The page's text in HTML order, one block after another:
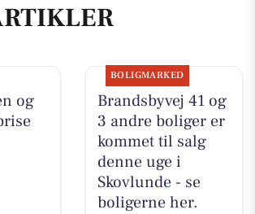
og
BOLIGMARKED
Brandsbyvej 41 og
3 andre boliger er
kommet til salg
denne uge i
Skovlunde - se
boligerne her.